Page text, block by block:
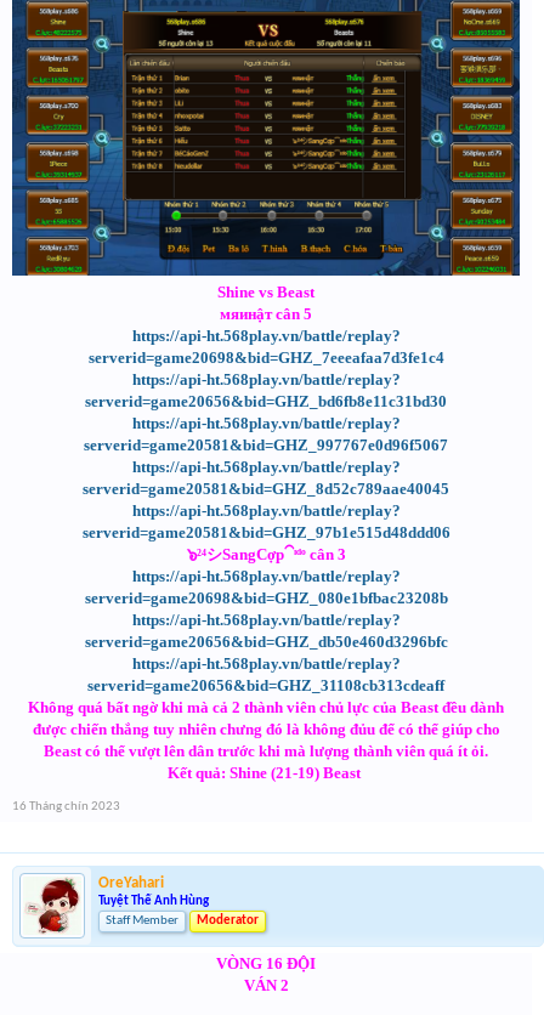
Shine vs Beast
мяинậт cân 5
https://api-ht.568play.vn/battle/replay?
serverid=game20698&bid=GHZ_7eeeafaa7d3fe1c4
https://api-ht.568play.vn/battle/replay?
serverid=game20656&bid=GHZ_bd6fb8e11c31bd30
https://api-ht.568play.vn/battle/replay?
serverid=game20581&bid=GHZ_997767e0d96f5067
https://api-ht.568play.vn/battle/replay?
serverid=game20581&bid=GHZ_8d52c789aae40045
https://api-ht.568play.vn/battle/replay?
serverid=game20581&bid=GHZ_97b1e515d48ddd06
๖²⁴シSangCợp⁀ᶦᵈᵒ cân 3
https://api-ht.568play.vn/battle/replay?
serverid=game20698&bid=GHZ_080e1bfbac23208b
https://api-ht.568play.vn/battle/replay?
serverid=game20656&bid=GHZ_db50e460d3296bfc
https://api-ht.568play.vn/battle/replay?
serverid=game20656&bid=GHZ_31108cb313cdeaff
Không quá bất ngờ khi mà cả 2 thành viên chủ lực của Beast đều dành
được chiến thắng tuy nhiên chưng đó là không đủu để có thể giúp cho
Beast có thể vượt lên dân trước khi mà lượng thành viên quá ít ỏi.
Kết quả: Shine (21-19) Beast
16 Tháng chín 2023
OreYahari
Tuyệt Thế Anh Hùng
Staff Member
Moderator
VÒNG 16 ĐỘI
VÁN 2